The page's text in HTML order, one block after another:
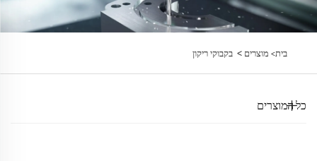
בית> מוצרים > בקבוקי ריקון
כל המוצרים